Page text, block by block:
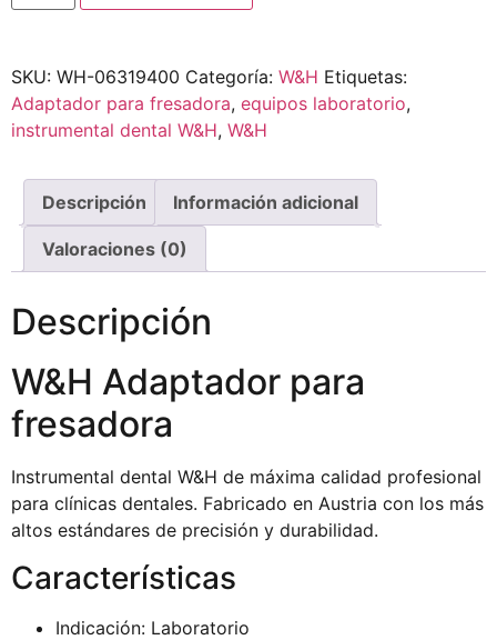
SKU: WH-06319400 Categoría: W&H Etiquetas:
Adaptador para fresadora, equipos laboratorio,
instrumental dental W&H, W&H
Descripción Información adicional
Valoraciones (0)
Descripción
W&H Adaptador para
fresadora
Instrumental dental W&H de máxima calidad profesional
para clínicas dentales. Fabricado en Austria con los más
altos estándares de precisión y durabilidad.
Características
Indicación: Laboratorio